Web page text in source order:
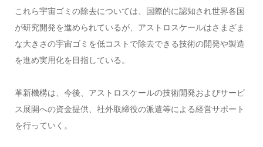
これら宇宙ゴミの除去については、国際的に認知され世界各国
が研究開発を進められているが、アストロスケールはさまざま
な大きさの宇宙ゴミを低コストで除去できる技術の開発や製造
を進め実用化を目指している。
革新機構は、今後、アストロスケールの技術開発およびサービ
ス展開への資金提供、社外取締役の派遣等による経営サポート
を行っていく。